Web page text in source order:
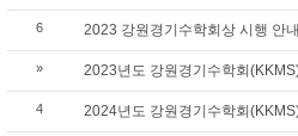
6 2023 강원경기수학회상 시행 안
» 2023년도 강원경기수학회
4 2024년도 강원경기수학회